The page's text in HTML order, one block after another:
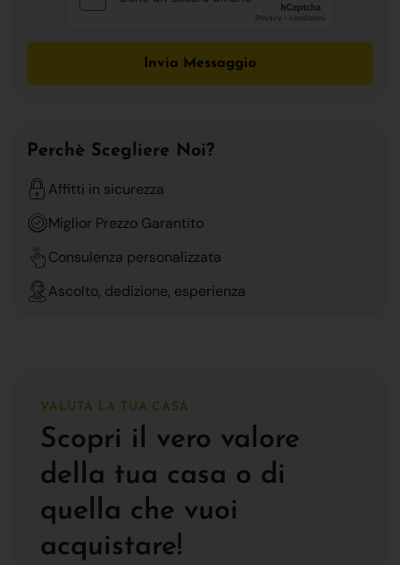
Invia Messaggio
Perchè Scegliere Noi?
Affitti in sicurezza
Miglior Prezzo Garantito
Consulenza personalizzata
Ascolto, dedizione, esperienza
VALUTA LA TUA CASA
Scopri il vero valore
della tua casa o di
quella che vuoi
acquistare!